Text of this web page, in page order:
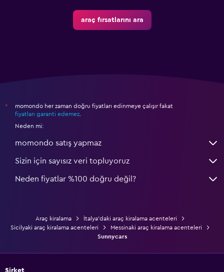
araç fırsatlarını ara
*
momondo her zaman doğru fiyatları edinmeye çalışır fakat
fiyatları garanti edemez.
Neden mi:
momondo satış yapmaz
Sizin için sayısız veri topluyoruz
Neden fiyatlar %100 doğru değil?
Araç kiralama
İtalya'daki araç kiralama acenteleri
Sicilyaki araç kiralama acenteleri
Messinaki araç kiralama acenteleri
Sunnycars